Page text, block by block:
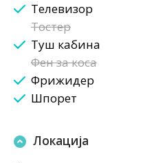
Телевизор
Тостер
Туш кабина
Фен за коса
Фрижидер
Шпорет
Локација